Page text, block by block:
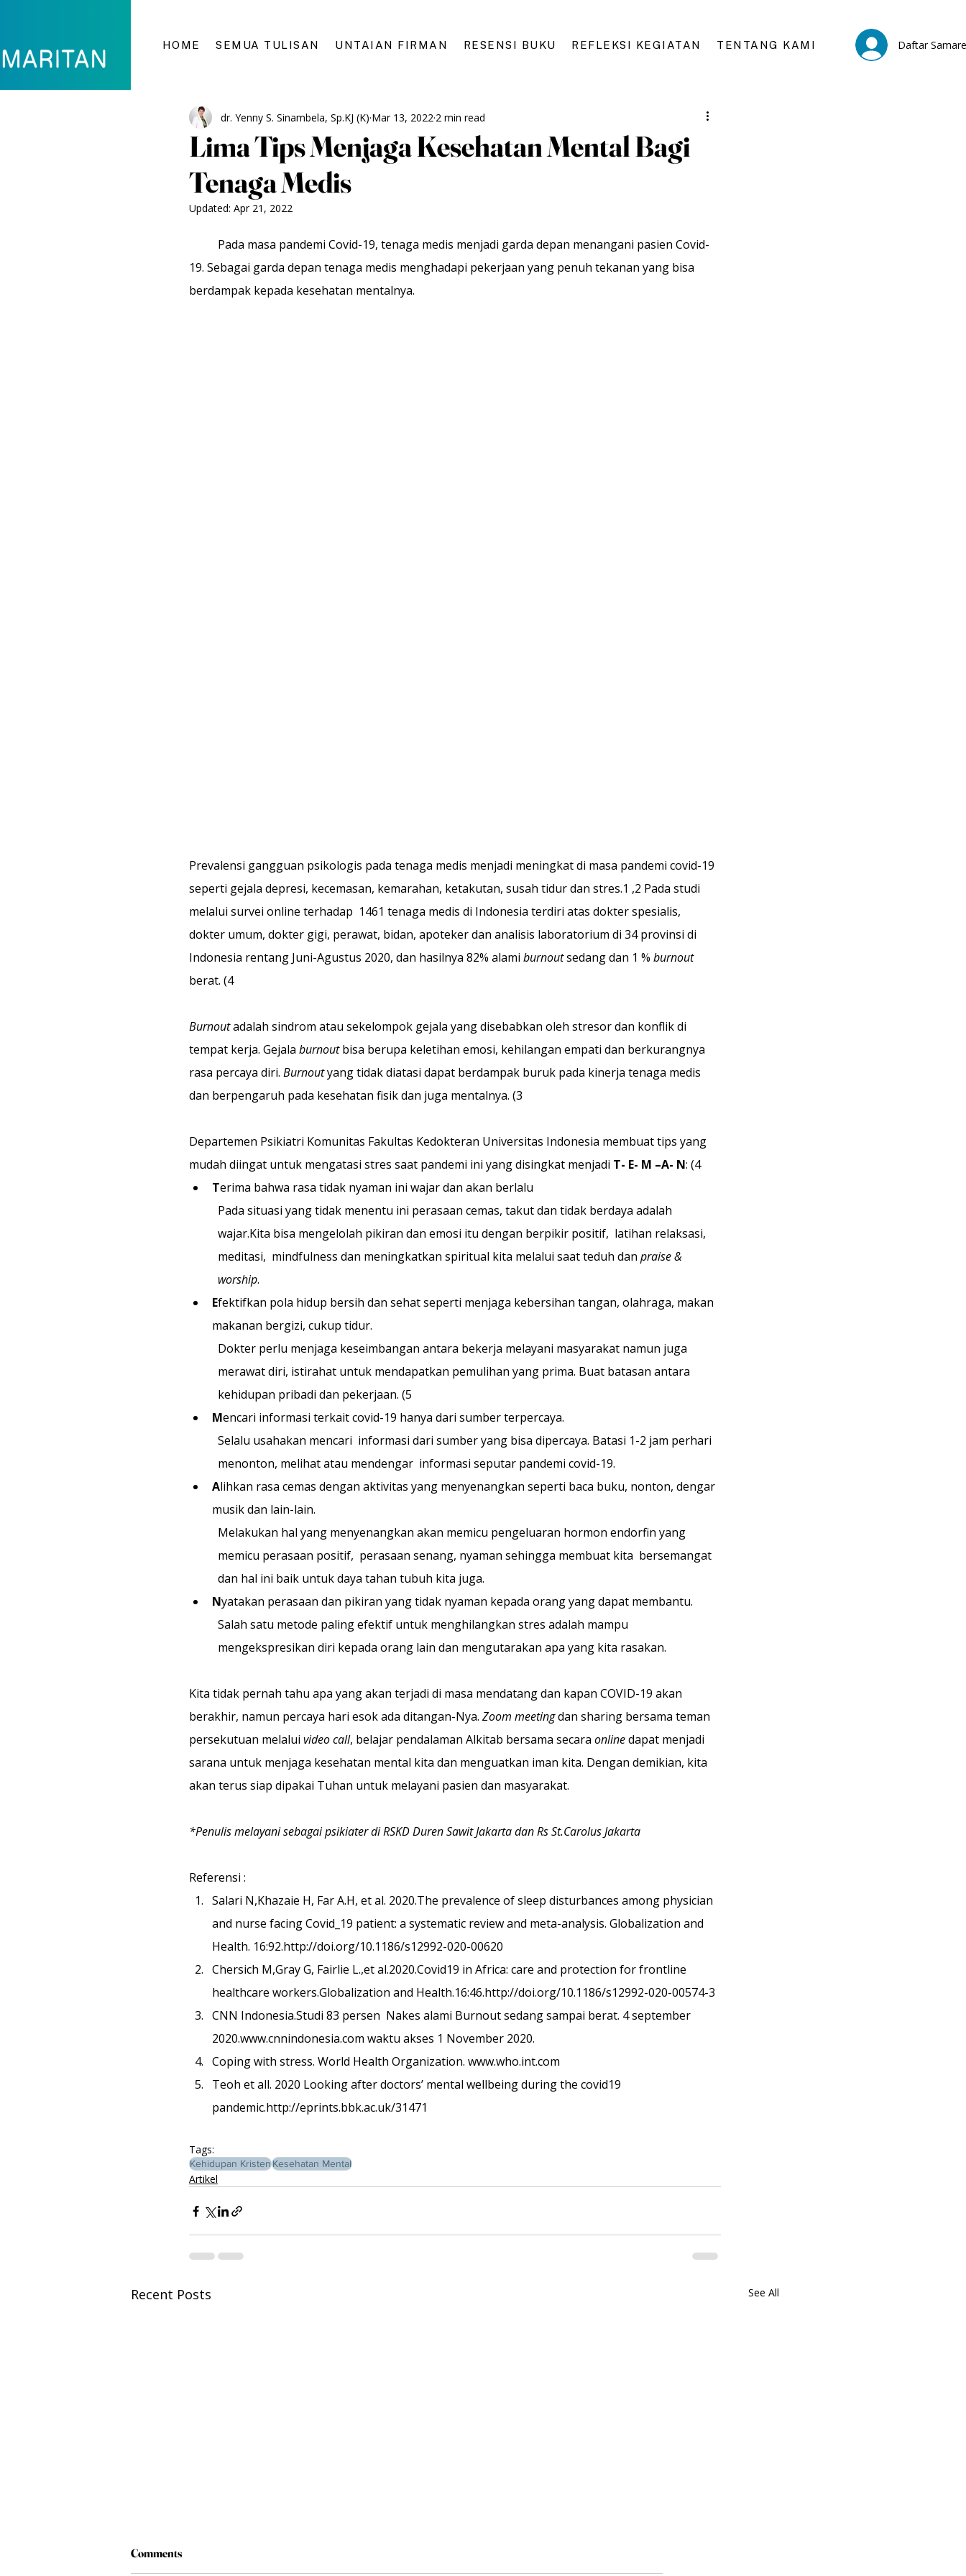
HOME SEMUA TULISAN UNTAIAN FIRMAN RESENSI BUKU REFLEKSI KEGIATAN TENTANG KAMI Daftar
Lima Tips Menjaga Kesehatan Mental Bagi
Tenaga Medis
dr. Yenny S. Sinambela, Sp.KJ (K) Mar 13, 2022 2 min read
Updated: Apr 21, 2022
	Pada masa pandemi Covid-19, tenaga medis menjadi garda depan
menangani pasien Covid-
19. Sebagai garda depan tenaga medis menghadapi pekerjaan yang penuh tekanan yang bisa
berdampak kepada kesehatan mentalnya.
Prevalensi gangguan psikologis pada tenaga medis menjadi meningkat di masa pandemi covid-19
seperti gejala depresi, kecemasan, kemarahan, ketakutan, susah tidur dan stres.1 ,2 Pada studi
melalui survei online terhadap  1461 tenaga medis di Indonesia terdiri atas dokter spesialis,
dokter umum, dokter gigi, perawat, bidan, apoteker dan analisis laboratorium di 34 provinsi di
Indonesia rentang Juni-Agustus 2020, dan hasilnya 82% alami burnout sedang dan 1 % burnout
berat. (4
Burnout adalah sindrom atau sekelompok gejala yang disebabkan oleh stresor dan konflik di
tempat kerja. Gejala burnout bisa berupa keletihan emosi, kehilangan empati dan berkurangnya
rasa percaya diri. Burnout yang tidak diatasi dapat berdampak buruk pada kinerja tenaga medis
dan berpengaruh pada kesehatan fisik dan juga mentalnya. (3
Departemen Psikiatri Komunitas Fakultas Kedokteran Universitas Indonesia membuat tips yang
mudah diingat untuk mengatasi stres saat pandemi ini yang disingkat menjadi T- E- M –A- N: (4
Terima bahwa rasa tidak nyaman ini wajar dan akan berlalu
Pada situasi yang tidak menentu ini perasaan cemas, takut dan tidak berdaya adalah
wajar.Kita bisa mengelolah pikiran dan emosi itu dengan berpikir positif,  latihan relaksasi,
meditasi,  mindfulness dan meningkatkan spiritual kita melalui saat teduh dan praise &
worship.
Efektifkan pola hidup bersih dan sehat seperti menjaga kebersihan tangan, olahraga, makan
makanan bergizi, cukup tidur.
Dokter perlu menjaga keseimbangan antara bekerja melayani masyarakat namun juga
merawat diri, istirahat untuk mendapatkan pemulihan yang prima. Buat batasan antara
kehidupan pribadi dan pekerjaan. (5
Mencari informasi terkait covid-19 hanya dari sumber terpercaya.
Selalu usahakan mencari  informasi dari sumber yang bisa dipercaya. Batasi 1-2 jam perhari
menonton, melihat atau mendengar  informasi seputar pandemi covid-19.
Alihkan rasa cemas dengan aktivitas yang menyenangkan seperti baca buku, nonton, dengar
musik dan lain-lain.
Melakukan hal yang menyenangkan akan memicu pengeluaran hormon endorfin yang
memicu perasaan positif,  perasaan senang, nyaman sehingga membuat kita  bersemangat
dan hal ini baik untuk daya tahan tubuh kita juga.
Nyatakan perasaan dan pikiran yang tidak nyaman kepada orang yang dapat membantu.
Salah satu metode paling efektif untuk menghilangkan stres adalah mampu
mengekspresikan diri kepada orang lain dan mengutarakan apa yang kita rasakan.
Kita tidak pernah tahu apa yang akan terjadi di masa mendatang dan kapan COVID-19 akan
berakhir, namun percaya hari esok ada ditangan-Nya. Zoom meeting dan sharing bersama teman
persekutuan melalui video call, belajar pendalaman Alkitab bersama secara online dapat menjadi
sarana untuk menjaga kesehatan mental kita dan menguatkan iman kita. Dengan demikian, kita
akan terus siap dipakai Tuhan untuk melayani pasien dan masyarakat.
*Penulis melayani sebagai psikiater di RSKD Duren Sawit Jakarta dan Rs St.Carolus Jakarta
Referensi :
Salari N,Khazaie H, Far A.H, et al. 2020.The prevalence of sleep disturbances among physician
and nurse facing Covid_19 patient: a systematic review and meta-analysis. Globalization and
Health. 16:92.http://doi.org/10.1186/s12992-020-00620
Chersich M,Gray G, Fairlie L.,et al.2020.Covid19 in Africa: care and protection for frontline
healthcare workers.Globalization and Health.16:46.http://doi.org/10.1186/s12992-020-00574-3
CNN Indonesia.Studi 83 persen  Nakes alami Burnout sedang sampai berat. 4 september
2020.www.cnnindonesia.com waktu akses 1 November 2020.
Coping with stress. World Health Organization. www.who.int.com
Teoh et all. 2020 Looking after doctors’ mental wellbeing during the covid19
pandemic.http://eprints.bbk.ac.uk/31471
Tags:
Kehidupan KristenKesehatan Mental
Artikel
Recent Posts See All
Comments